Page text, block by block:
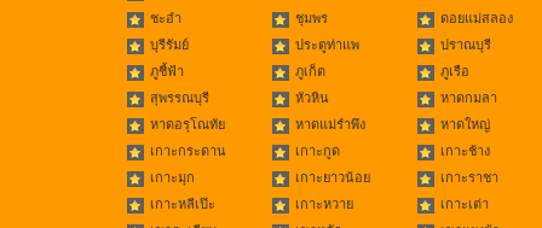
ชะอำ ชุมพร
ดอยแม่สลอง
บุรีรัมย์
ประตูท่าแพ
ปราณบุรี
ภูชี้ฟ้า
ภูเก็ต
ภูเรือ
สุพรรณบุรี
หัวหิน
หาดกมลา
หาดอรุโณทัย
หาดแม่รำพึง
หาดใหญ่
เกาะกระดาน
เกาะกูด
เกาะช้าง
เกาะมุก
เกาะยาวน้อย
เกาะราชา
เกาะหลีเป๊ะ
เกาะหวาย
เกาะเต่า